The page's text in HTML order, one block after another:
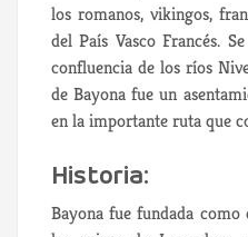
los romanos, vikingos,
del País Vasco Francés.
confluencia de los ríos
de Bayona fue un
en la importante ruta que
Historia:
Bayona fue fundada